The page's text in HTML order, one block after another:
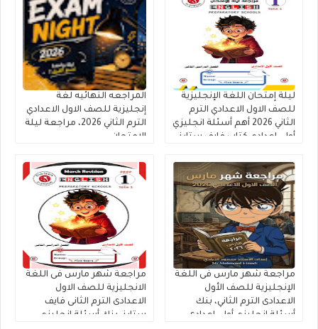
ليلة إمتحان اللغة الإنجليزية
للصف الاول الاعدادي الترم
الثاني 2026 أهم أسئلة انجليزي
أولى اعدادي كتاب فايف ستارز
المراجعه النهائيه لغة
إنجليزية للصف الاول الاعدادي
الترم الثاني 2026، مراجعة ليلة
الامتحان
مراجعة شهر مارس فى اللغة
الإنجليزية للصف الأول
الاعدادى الترم الثاني، بنك
أسئلة إنجليزي أولى إعدادى
مراجعة شهر مارس فى اللغة
الانجليزية للصف الاول
الاعدادى الترم الثانى فايف
ستارز، بنك أسئلة إنجليزي